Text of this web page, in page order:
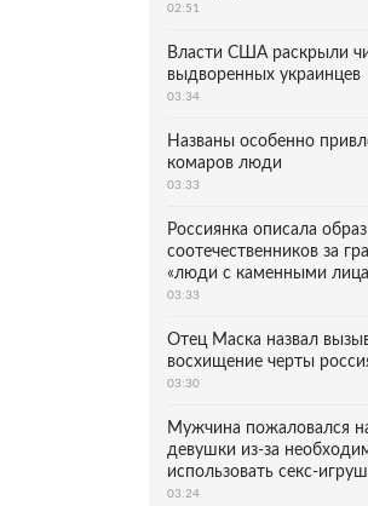
02:51
Власти США раскрыли
выдворенных украинцев
03:34
Названы особенно
комаров люди
03:33
Россиянка описала образ
соотечественников за
«люди с каменными
03:33
Отец Маска назвал
восхищение черты
03:30
Мужчина пожаловался
девушки из-за
использовать секс-
03:24